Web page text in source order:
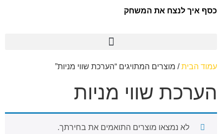
כסף איך לנצח את המשחק
עמוד הבית/ מוצרים המתויגים “הערכת שווי מניות”
הערכת שווי מניות
לא נמצאו מוצרים התואמים את בחירתך.